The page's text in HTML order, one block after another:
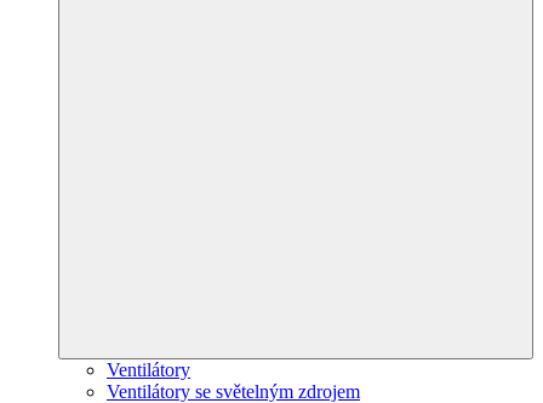
Ventilátory
Ventilátory se světelným zdrojem